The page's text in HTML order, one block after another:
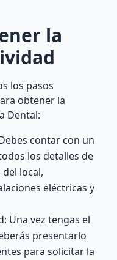
la
los pasos
obtener la
Dental:
contar con un
los detalles de
local,
eléctricas y
Una vez tengas el
presentarlo
para solicitar la